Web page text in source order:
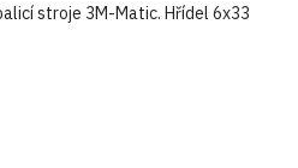
stroje 3M-Matic. Hřídel 6x33